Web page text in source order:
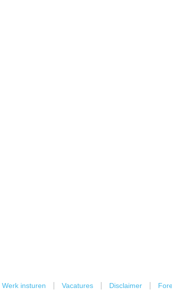
Werk insturen Vacatures Disclaimer